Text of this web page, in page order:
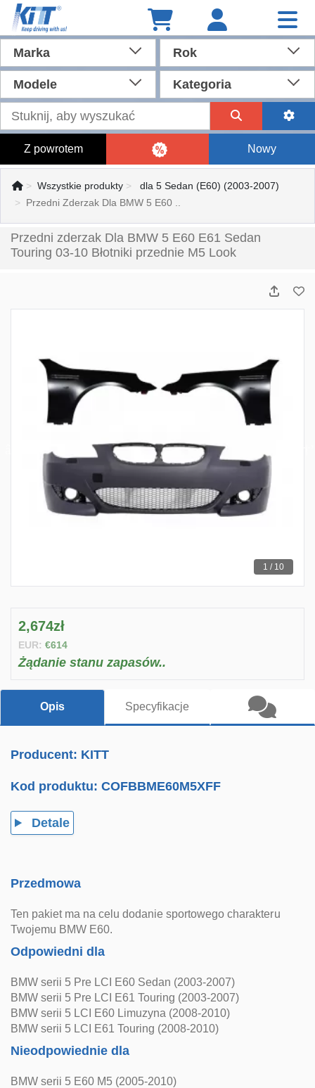
Marka Rok
Modele Kategoria
Z powrotem Nowy
Wszystkie produkty
dla 5 Sedan (E60) (2003-2007)
Przedni Zderzak Dla BMW 5 E60 ..
Przedni zderzak Dla BMW 5 E60 E61 Sedan
Touring 03-10 Błotniki przednie M5 Look
1 / 10
2,674zł
EUR: €614
Żądanie stanu zapasów..
Opis Specyfikacje
Producent: KITT
Kod produktu:COFBBME60M5XFF
Detale
Przedmowa
Ten pakiet ma na celu dodanie sportowego charakteru
Twojemu BMW E60.
Odpowiedni dla
BMW serii 5 Pre LCI E60 Sedan (2003-2007)
BMW serii 5 Pre LCI E61 Touring (2003-2007)
BMW serii 5 LCI E60 Limuzyna (2008-2010)
BMW serii 5 LCI E61 Touring (2008-2010)
Nieodpowiednie dla
BMW serii 5 E60 M5 (2005-2010)